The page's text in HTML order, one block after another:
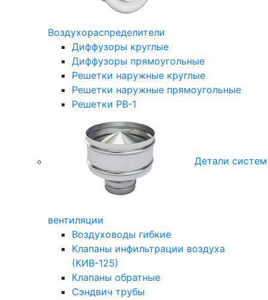
Воздухораспределители
Диффузоры круглые
Диффузоры прямоугольные
Решетки наружные круглые
Решетки наружные прямоугольные
Решетки РВ-1
Детали систем
вентиляции
Воздуховоды гибкие
Клапаны инфильтрации воздуха
(КИВ-125)
Клапаны обратные
Сэндвич трубы